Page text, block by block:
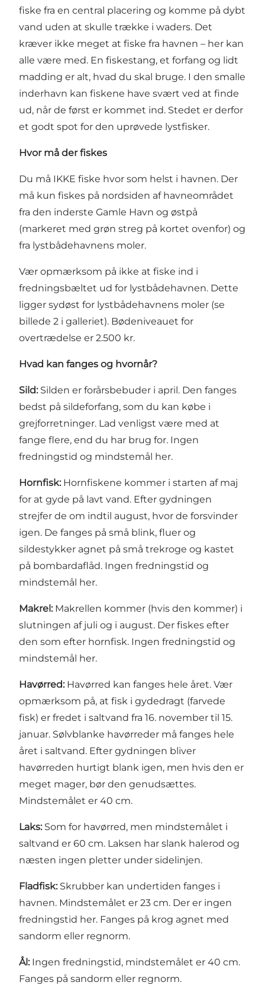
fiske fra en central placering og komme på dybt
vand uden at skulle trække i waders. Det
kræver ikke meget at fiske fra havnen – her kan
alle være med. En fiskestang, et forfang og lidt
madding er alt, hvad du skal bruge. I den smalle
inderhavn kan fiskene have svært ved at finde
ud, når de først er kommet ind. Stedet er derfor
et godt spot for den uprøvede lystfisker.
Hvor må der fiskes
Du må IKKE fiske hvor som helst i havnen. Der
må kun fiskes på nordsiden af havneområdet
fra den inderste Gamle Havn og østpå
(markeret med grøn streg på kortet ovenfor) og
fra lystbådehavnens moler.
Vær opmærksom på ikke at fiske ind i
fredningsbæltet ud for lystbådehavnen. Dette
ligger sydøst for lystbådehavnens moler (se
billede 2 i galleriet). Bødeniveauet for
overtrædelse er 2.500 kr.
Hvad kan fanges og hvornår?
Sild: Silden er forårsbebuder i april. Den fanges
bedst på sildeforfang, som du kan købe i
grejforretninger. Lad venligst være med at
fange flere, end du har brug for. Ingen
fredningstid og mindstemål her.
Hornfisk: Hornfiskene kommer i starten af maj
for at gyde på lavt vand. Efter gydningen
strejfer de om indtil august, hvor de forsvinder
igen. De fanges på små blink, fluer og
sildestykker agnet på små trekroge og kastet
på bombardaflåd. Ingen fredningstid og
mindstemål her.
Makrel: Makrellen kommer (hvis den kommer) i
slutningen af juli og i august. Der fiskes efter
den som efter hornfisk. Ingen fredningstid og
mindstemål her.
Havørred: Havørred kan fanges hele året. Vær
opmærksom på, at fisk i gydedragt (farvede
fisk) er fredet i saltvand fra 16. november til 15.
januar. Sølvblanke havørreder må fanges hele
året i saltvand. Efter gydningen bliver
havørreden hurtigt blank igen, men hvis den er
meget mager, bør den genudsættes.
Mindstemålet er 40 cm.
Laks: Som for havørred, men mindstemålet i
saltvand er 60 cm. Laksen har slank halerod og
næsten ingen pletter under sidelinjen.
Fladfisk: Skrubber kan undertiden fanges i
havnen. Mindstemålet er 23 cm. Der er ingen
fredningstid her. Fanges på krog agnet med
sandorm eller regnorm.
Ål: Ingen fredningstid, mindstemålet er 40 cm.
Fanges på sandorm eller regnorm.